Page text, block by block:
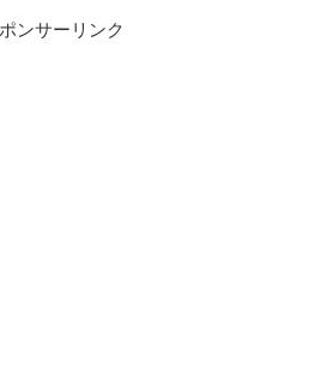
ンサーリンク